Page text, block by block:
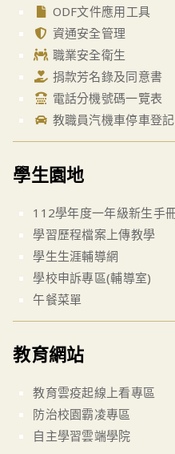
ODF文件應用工具
資通安全管理
職業安全衛生
捐款芳名錄及同意書
電話分機號碼一覽表
教職員汽機車停車登記
學生園地
112學年度一年級新生手
學習歷程檔案上傳教學
學生生涯輔導網
學校申訴專區(輔導室)
午餐菜單
教育網站
教育雲疫起線上看專區
防治校園霸凌專區
自主學習雲端學院